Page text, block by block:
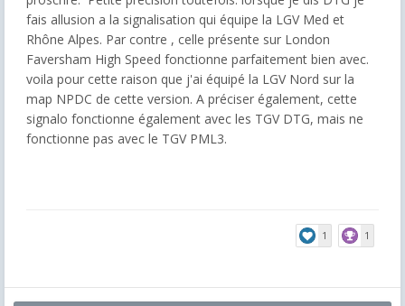
fais allusion a la signalisation qui équipe la LGV Med et
Rhône Alpes. Par contre , celle présente sur London
Faversham High Speed fonctionne parfaitement bien avec.
voila pour cette raison que j'ai équipé la LGV Nord sur la
map NPDC de cette version. A préciser également, cette
signalo fonctionne également avec les TGV DTG, mais ne
fonctionne pas avec le TGV PML3.
1 1